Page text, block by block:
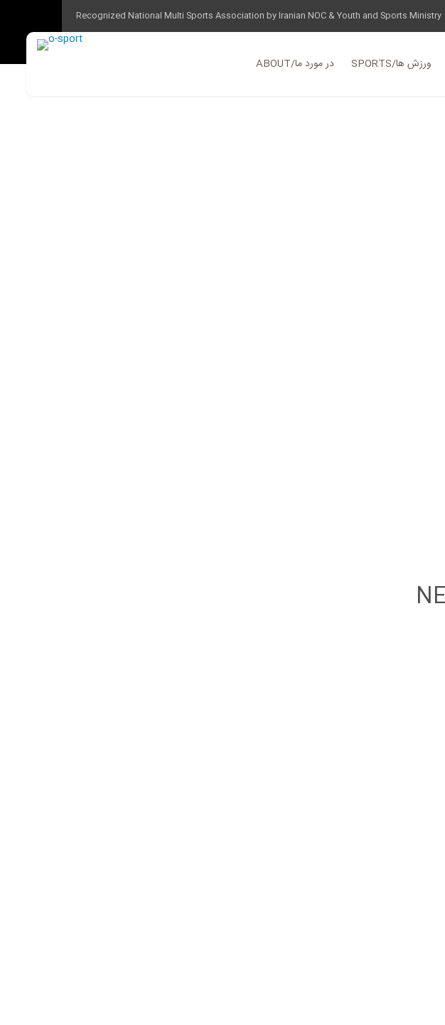
Recognized National Multi Sports Association by Iranian NOC & Youth and Sports Ministry
ABOUT/در مورد ما SPORTS/ورزش ها